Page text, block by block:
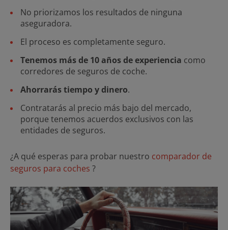
No priorizamos los resultados de ninguna
aseguradora.
El proceso es completamente seguro.
Tenemos más de 10 años de experiencia como
corredores de seguros de coche.
Ahorrarás tiempo y dinero.
Contratarás al precio más bajo del mercado,
porque tenemos acuerdos exclusivos con las
entidades de seguros.
¿A qué esperas para probar nuestro comparador de
seguros para coches ?